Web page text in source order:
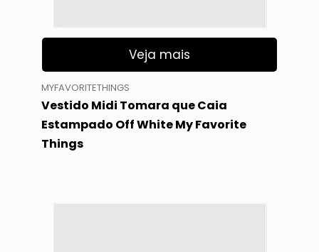
Veja mais
MYFAVORITETHINGS
Vestido Midi Tomara que Caia
Estampado Off White My Favorite
Things